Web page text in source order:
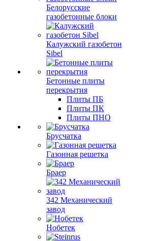
Белорусские
газобетонные блоки
Калужский газобетон
Sibel
Бетонные плиты
перекрытия
Плиты ПБ
Плиты ПК
Плиты ПНО
Брусчатка
Газонная решетка
Браер
342 Механический
завод
Нобетек